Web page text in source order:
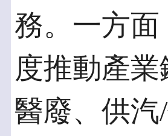
務。一方
度推動產
醫廢、供